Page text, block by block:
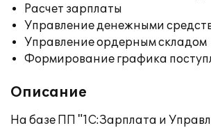
Расчет зарплаты
Управление денежными
Управление ордерным складом
Формирование графика
Описание
На базе ПП "1С:Зарплата и